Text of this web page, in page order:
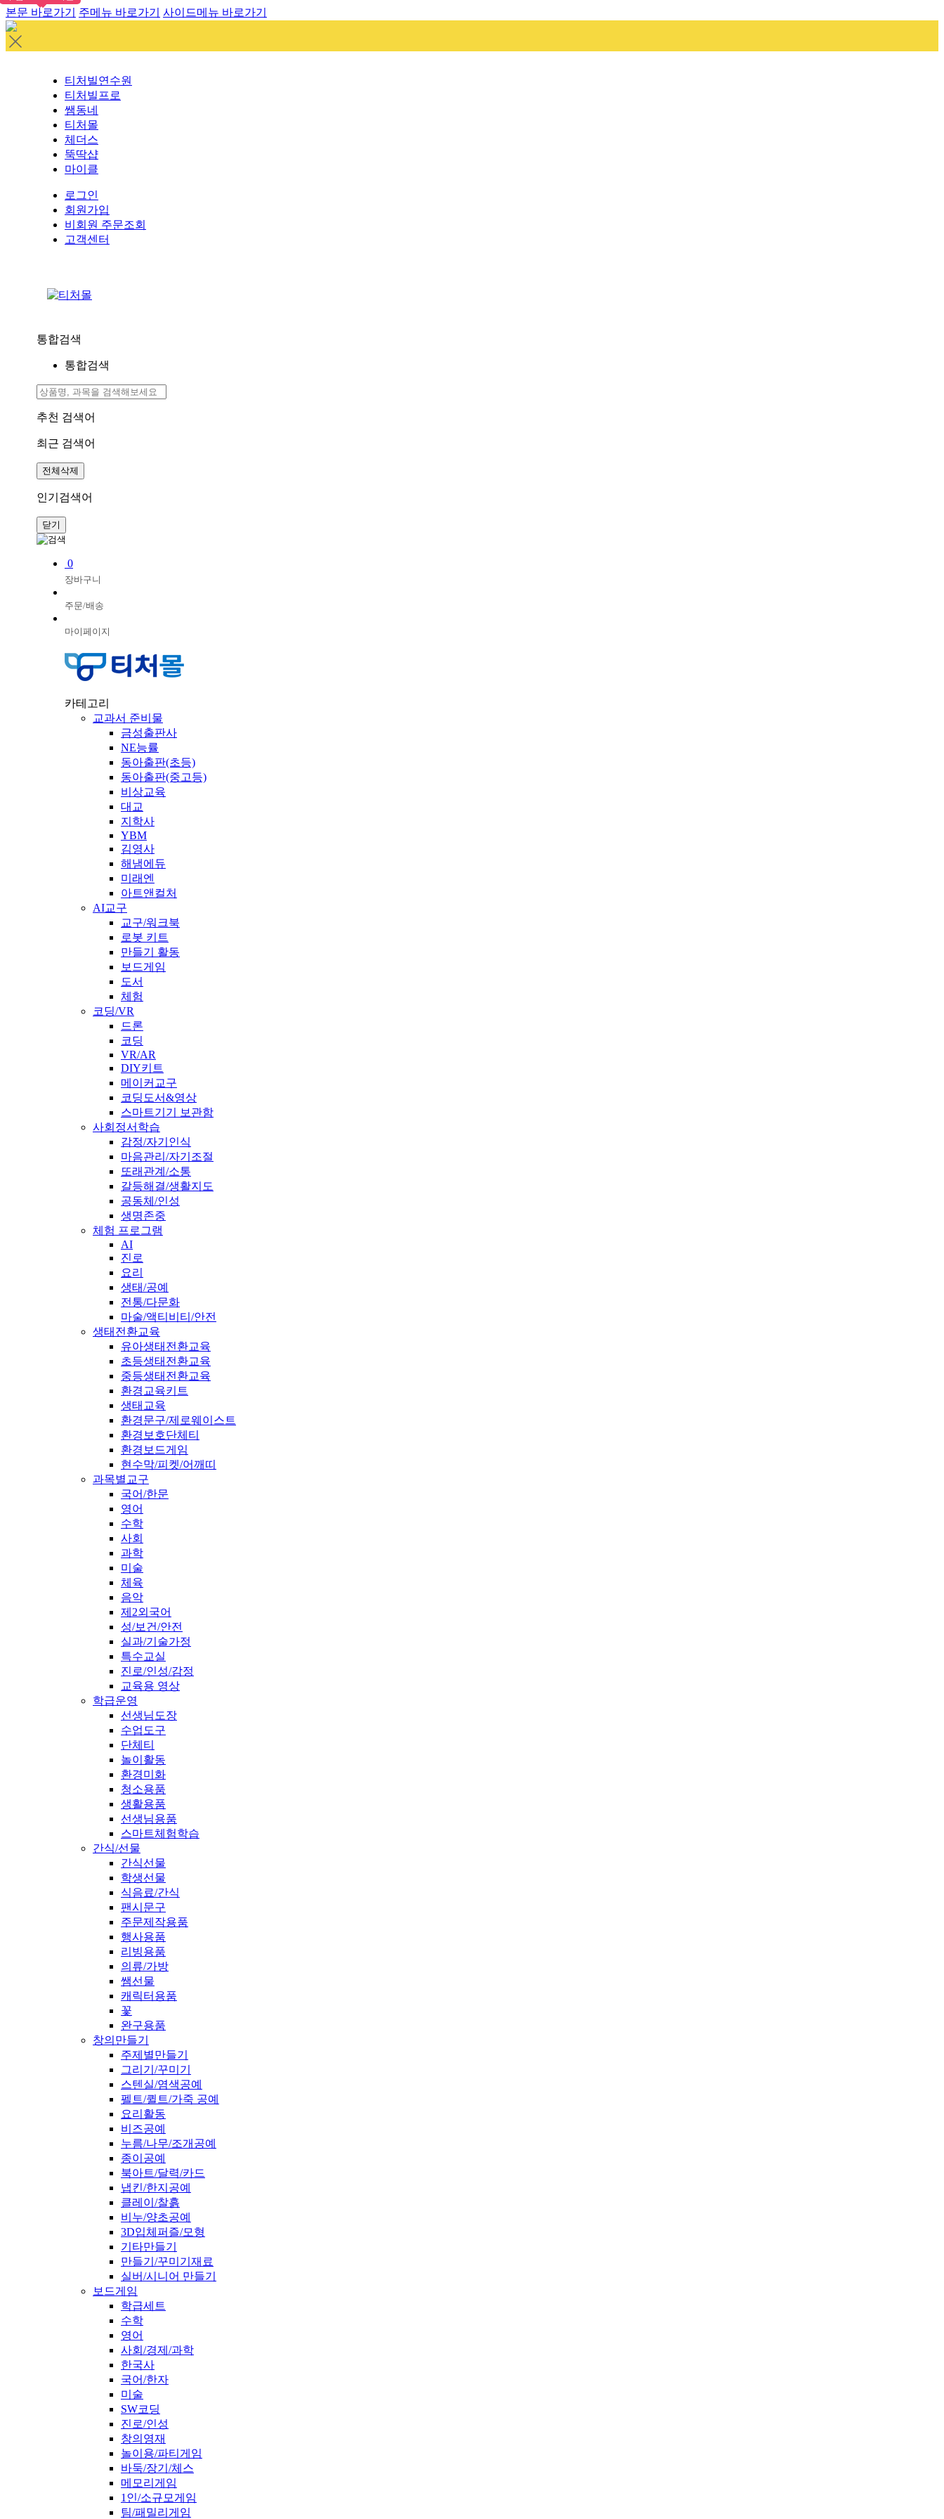
본문 바로가기 주메뉴 바로가기 사이드메뉴 바로가기
티처빌연수원
티처빌프로
쌤동네
티처몰
체더스
뚝딱샵
마이클
로그인
회원가입
비회원 주문조회
고객센터
통합검색
통합검색
추천 검색어
최근 검색어
전체삭제
인기검색어
닫기
0
장바구니
주문/배송
마이페이지
카테고리
교과서 준비물
금성출판사
NE능률
동아출판(초등)
동아출판(중고등)
비상교육
대교
지학사
YBM
김영사
해냄에듀
미래엔
아트앤컬처
AI교구
교구/워크북
로봇 키트
만들기 활동
보드게임
도서
체험
코딩/VR
드론
코딩
VR/AR
DIY키트
메이커교구
코딩도서&영상
스마트기기 보관함
사회정서학습
감정/자기인식
마음관리/자기조절
또래관계/소통
갈등해결/생활지도
공동체/인성
생명존중
체험 프로그램
AI
진로
요리
생태/공예
전통/다문화
마술/액티비티/안전
생태전환교육
유아생태전환교육
초등생태전환교육
중등생태전환교육
환경교육키트
생태교육
환경문구/제로웨이스트
환경보호단체티
환경보드게임
현수막/피켓/어깨띠
과목별교구
국어/한문
영어
수학
사회
과학
미술
체육
음악
제2외국어
성/보건/안전
실과/기술가정
특수교실
진로/인성/감정
교육용 영상
학급운영
선생님도장
수업도구
단체티
놀이활동
환경미화
청소용품
생활용품
선생님용품
스마트체험학습
간식/선물
간식선물
학생선물
식음료/간식
팬시문구
주문제작용품
행사용품
리빙용품
의류/가방
쌤선물
캐릭터용품
꽃
완구용품
창의만들기
주제별만들기
그리기/꾸미기
스텐실/염색공예
펠트/퀼트/가죽 공예
요리활동
비즈공예
누름/나무/조개공예
종이공예
북아트/달력/카드
냅킨/한지공예
클레이/찰흙
비누/양초공예
3D입체퍼즐/모형
기타만들기
만들기/꾸미기재료
실버/시니어 만들기
보드게임
학급세트
수학
영어
사회/경제/과학
한국사
국어/한자
미술
SW코딩
진로/인성
창의영재
놀이용/파티게임
바둑/장기/체스
메모리게임
1인/소규모게임
팀/패밀리게임